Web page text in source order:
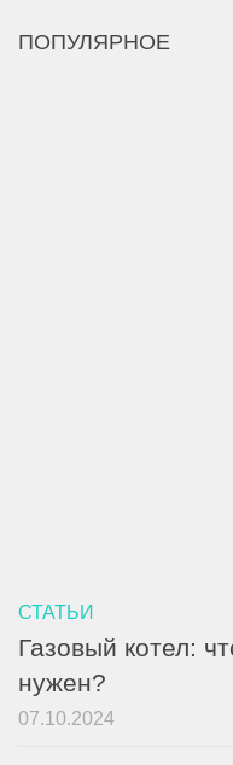
ПОПУЛЯРНОЕ
СТАТЬИ
Газовый котел:
нужен?
07.10.2024